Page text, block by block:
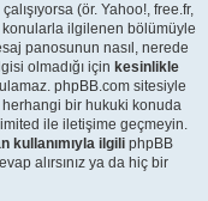
(ör. Yahoo!, free.fr,
ilgilenen bölümüyle
panosunun nasıl, nerede
olmadığı için kesinlikle
phpBB.com sitesiyle
herhangi bir hukuki konuda
ile iletişime geçmeyin.
kullanımıyla ilgili phpBB
alırsınız ya da hiç bir